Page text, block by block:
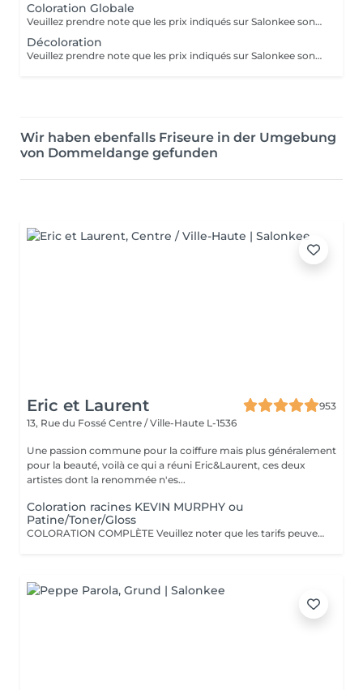
Coloration Globale
Veuillez prendre note que les prix indiqués sur Salonkee sont communiqués à titre informatif et s'entendent de base. Ces derniers sont susceptibles de varier selon le diagnostic réalisé à votre arrivée au salon et l'expertise du professionnel à qui vous confiez votre beauté. Dans tous les cas, un devis précis vous sera proposé et toutes réalisations de prestations seront effectuées avec votre accord. Un grand merci d'avance pour votre compréhension. Au plaisir de vous recevoir très vite.
Décoloration
Veuillez prendre note que les prix indiqués sur Salonkee sont communiqués à titre informatif et s'entendent de base. Ces derniers sont susceptibles de varier selon le diagnostic réalisé à votre arrivée au salon et l'expertise du professionnel à qui vous confiez votre beauté. Dans tous les cas, un devis précis vous sera proposé et toutes réalisations de prestations seront effectuées avec votre accord. Un grand merci d'avance pour votre compréhension. Au plaisir de vous recevoir très vite.
Wir haben ebenfalls Friseure in der Umgebung
von Dommeldange gefunden
Eric et Laurent
953
13, Rue du Fossé Centre / Ville-Haute L-1536
Une passion commune pour la coiffure mais plus généralement
pour la beauté, voilà ce qui a réuni Eric&Laurent, ces deux
artistes dont la renommée n'es...
Coloration racines KEVIN MURPHY ou
Patine/Toner/Gloss
COLORATION COMPLÈTE Veuillez noter que les tarifs peuvent varier en fonction de la longueur des cheveux, de leur densité, de la quantité de produit nécessaire ainsi que de la complexité de la prestation. COLOR.ME by KEVIN.MURPHY Découvrez une expérience de coloration haut de gamme avec COLOR.ME by KEVIN.MURPHY, une gamme de coloration professionnelle alliant performance, innovation et respect de la fibre capillaire. Les avantages : Formule sans ammoniaque, sans PPD et sans parabène Enrichie en miel, beurre de karité et grenade pour nourrir et protéger les cheveux Jusqu'à 100 % de couverture des cheveux blancs Couleur intense, lumineuse et durable Respect optimal de la fibre capillaire et du cuir chevelu Cheveux visiblement plus doux, brillants et éclatants de santé Formule cruelty-free, développée dans le respect du bien-être animal Une expérience de coloration premium qui associe l'excellence de la couleur à des actifs de soin performants, pour un résultat sur mesure, éclatant et naturellement sophistiqué.